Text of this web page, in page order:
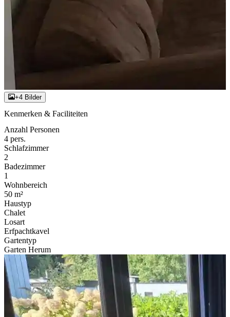
+4 Bilder
Kenmerken & Faciliteiten
Anzahl Personen
4 pers.
Schlafzimmer
2
Badezimmer
1
Wohnbereich
50 m²
Haustyp
Chalet
Losart
Erfpachtkavel
Gartentyp
Garten Herum